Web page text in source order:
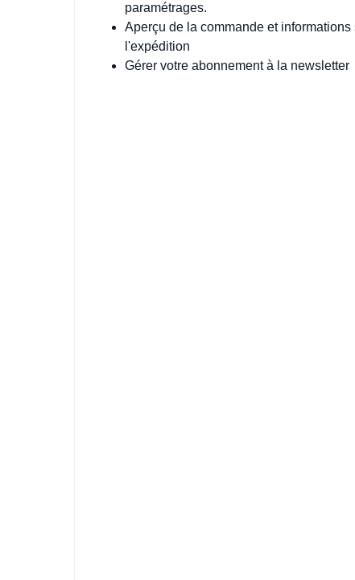
paramétrages.
Aperçu de la commande et informations
l'expédition
Gérer votre abonnement à la newsletter